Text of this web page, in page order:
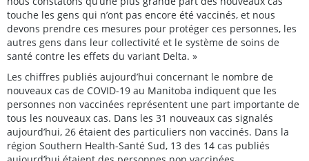
touche les gens qui n’ont pas encore été vaccinés, et nous
devons prendre ces mesures pour protéger ces personnes, les
autres gens dans leur collectivité et le système de soins de
santé contre les effets du variant Delta. »
Les chiffres publiés aujourd’hui concernant le nombre de
nouveaux cas de COVID-19 au Manitoba indiquent que les
personnes non vaccinées représentent une part importante de
tous les nouveaux cas. Dans les 31 nouveaux cas signalés
aujourd’hui, 26 étaient des particuliers non vaccinés. Dans la
région Southern Health-Santé Sud, 13 des 14 cas publiés